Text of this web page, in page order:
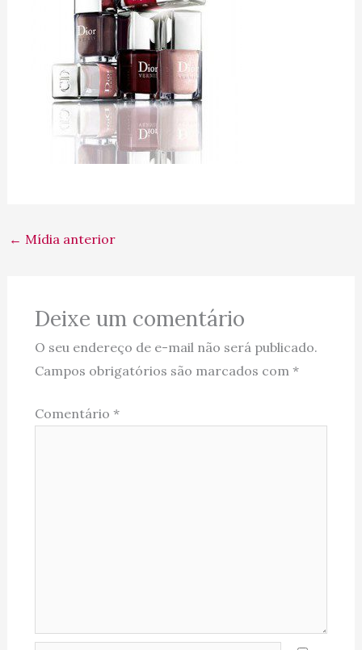
← Mídia anterior
Deixe um comentário
O seu endereço de e-mail não será publicado.
Campos obrigatórios são marcados com *
Comentário *